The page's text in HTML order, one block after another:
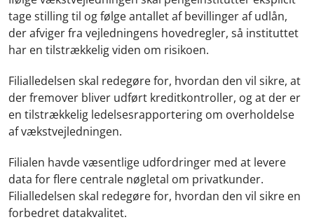
tage stilling til og følge antallet af bevillinger af udlån,
der afviger fra vejledningens hovedregler, så instituttet
har en tilstrækkelig viden om risikoen.
Filialledelsen skal redegøre for, hvordan den vil sikre, at
der fremover bliver udført kreditkontroller, og at der er
en tilstrækkelig ledelsesrapportering om overholdelse
af vækstvejledningen.
Filialen havde væsentlige udfordringer med at levere
data for flere centrale nøgletal om privatkunder.
Filialledelsen skal redegøre for, hvordan den vil sikre en
forbedret datakvalitet.